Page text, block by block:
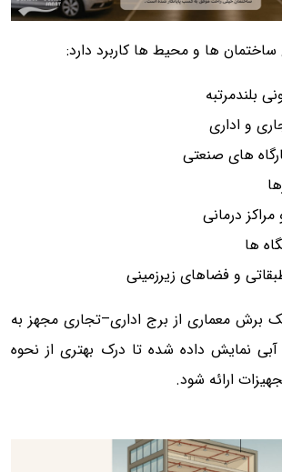
ها و محیط ها کاربرد دارد:
بلندمرتبه
و اداری
های صنعتی
درمانی
ها
و فضاهای زیرزمینی
شماره ۲، یک برش معماری از برج اداری–تجاری مجهز به
نمایش داده شده تا درک بهتری از نحوه
ارائه شود.